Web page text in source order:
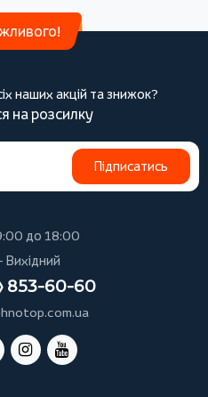
наших акцій та знижок?
на розсилку
Підписатись
до 18:00
853-60-60